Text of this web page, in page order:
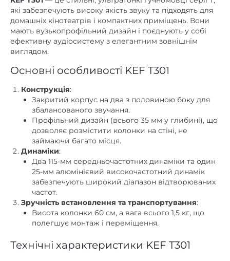
домашніх кінотеатрів і компактних приміщень. Вони
мають вузькопрофільний дизайн і поєднують у собі
ефективну аудіосистему з елегантним зовнішнім
виглядом.
Основні особливості KEF T301
Конструкція:
Закритий корпус на два з половиною боку для
збалансованого звучання.
Профільний дизайн (всього 35 мм у глибині), що
дозволяє розмістити колонки на стіні, не
займаючи багато місця.
Динаміки:
Два 115-мм середньочастотних динаміки та один
25-мм алюмінієвий високочастотний динамік
забезпечують широкий діапазон відтворюваних
частот.
Зручність встановлення та транспортування:
Висота колонки 60 см, а вага всього 1,5 кг, що
полегшує монтаж і переміщення.
Технічні характеристики KEF T301
Конструкція: Закритий корпус на два з половиною